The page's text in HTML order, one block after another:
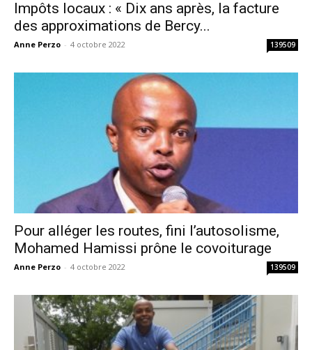
Impôts locaux : « Dix ans après, la facture
des approximations de Bercy...
Anne Perzo - 4 octobre 2022 139509
Pour alléger les routes, fini l’autosolisme,
Mohamed Hamissi prône le covoiturage
Anne Perzo - 4 octobre 2022 139509